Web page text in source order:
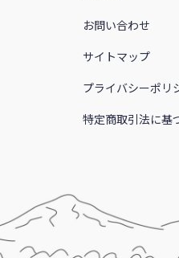
お問い合わせ
サイトマップ
プライバシーポリ
特定商取引法に基